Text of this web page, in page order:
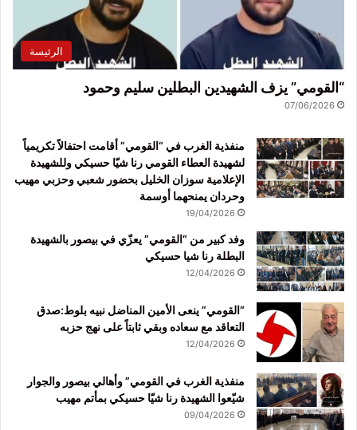
الرئيسة
“القومي” يزف الشهيدين البطلين سليم وحمود
07/06/2026
منفذية الغرب في “القومي” أقامت احتفالاً تكريمياً
لشهيدة العطاء القومي رنا شيّا حسيكي وللشهيدة
الإعلامية سوزان الخليل بحضور شعبي وحزبي مهيب
وحردان يمنحهما أوسمة
19/04/2026
وفد كبير من “القومي” يعزّي في بيصور بالشهيدة
البطلة رنا شيا حسيكي
12/04/2026
“القومي” ينعى الأمين المناضل نبيه بلوط:صدق
التعاقد مع سعاده وبقي ثابتاً على نهج حزبه
12/04/2026
منفذية الغرب في القومي” وأهالي بيصور والجوار
شيّعوا الشهيدة رنا شيّا حسيكي بمأتم مهيب
09/04/2026